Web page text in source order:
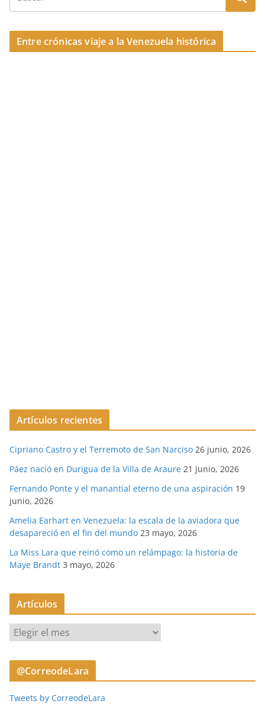
o
k
Entre crónicas viaje a la Venezuela histórica
Artículos recientes
Cipriano Castro y el Terremoto de San Narciso 26 junio, 2026
Páez nació en Durigua de la Villa de Araure 21 junio, 2026
Fernando Ponte y el manantial eterno de una aspiración 19
junio, 2026
Amelia Earhart en Venezuela: la escala de la aviadora que
desapareció en el fin del mundo 23 mayo, 2026
La Miss Lara que reinó como un relámpago: la historia de
Maye Brandt 3 mayo, 2026
Artículos
r
t
u
@CorreodeLara
Tweets by CorreodeLara